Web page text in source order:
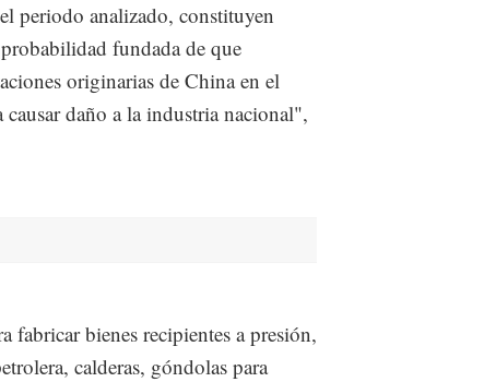
periodo analizado, constituyen
fundada de que
originarias de China en el
daño a la industria nacional",
fabricar bienes recipientes a presión,
calderas, góndolas para